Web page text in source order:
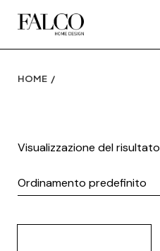
HOME
Visualizzazione del risultato
Ordinamento predefinito